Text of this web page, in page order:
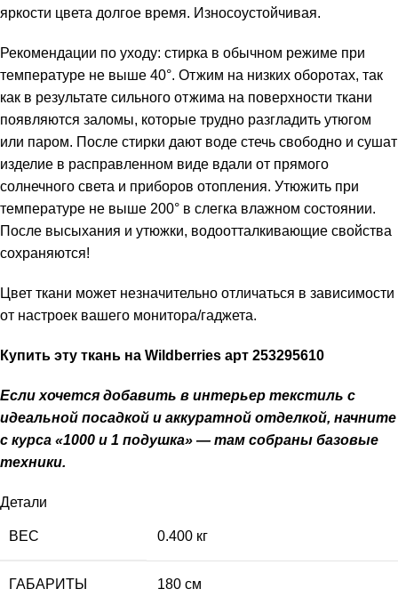
яркости цвета долгое время. Износоустойчивая.
Рекомендации по уходу: стирка в обычном режиме при
температуре не выше 40°. Отжим на низких оборотах, так
как в результате сильного отжима на поверхности ткани
появляются заломы, которые трудно разгладить утюгом
или паром. После стирки дают воде стечь свободно и сушат
изделие в расправленном виде вдали от прямого
солнечного света и приборов отопления. Утюжить при
температуре не выше 200° в слегка влажном состоянии.
После высыхания и утюжки, водоотталкивающие свойства
сохраняются!
Цвет ткани может незначительно отличаться в зависимости
от настроек вашего монитора/гаджета.
Купить эту ткань на Wildberries арт 253295610
Если хочется добавить в интерьер текстиль с
идеальной посадкой и аккуратной отделкой, начните
с курса «1000 и 1 подушка» — там собраны базовые
техники.
Детали
ВЕС 0.400 кг
ГАБАРИТЫ 180 см